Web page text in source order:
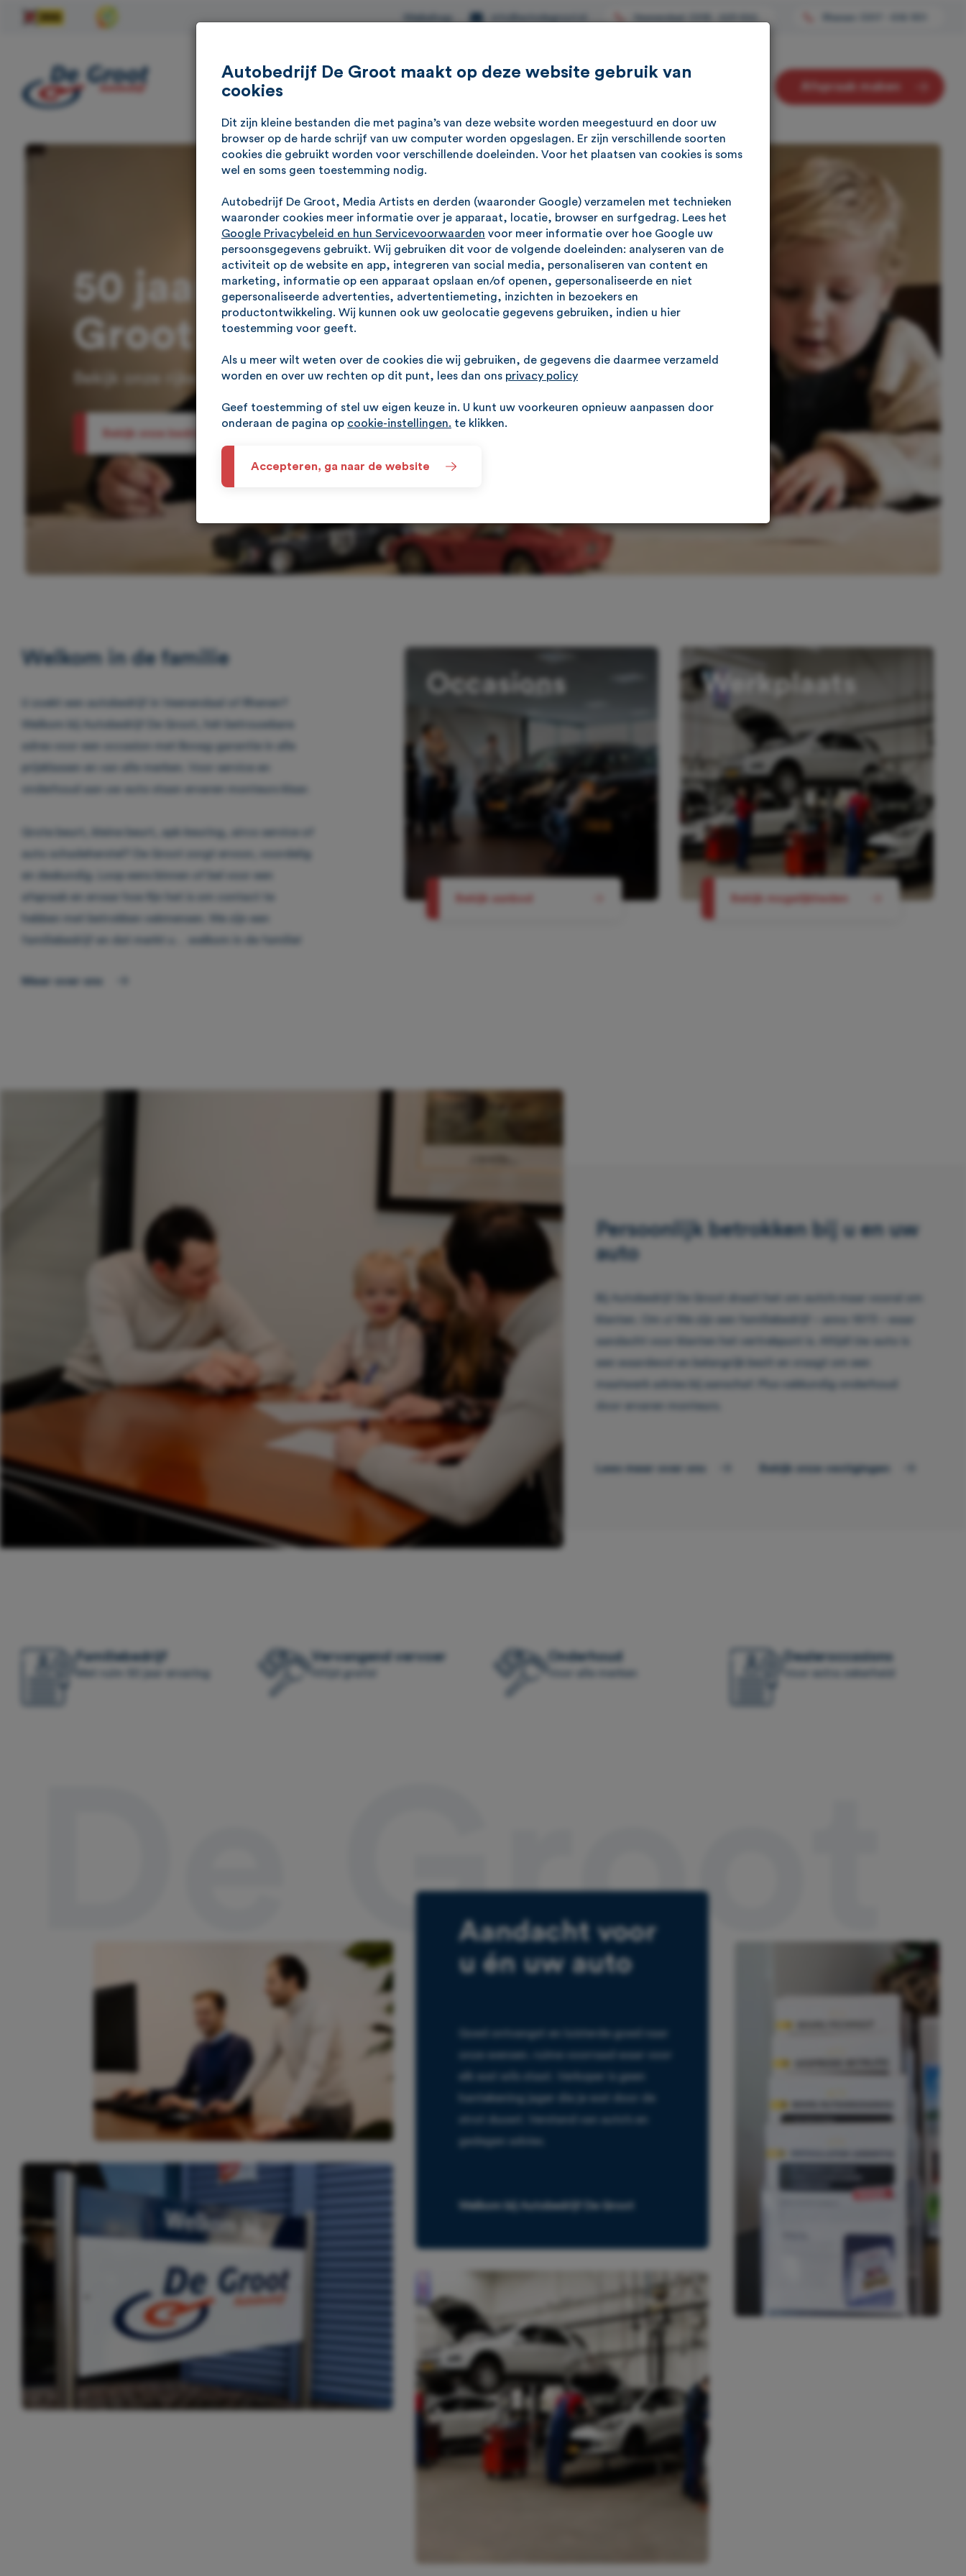
Webshop
Afspraak maken
50 jaar Autobedrijf de
Groot
Bekijk onze rijke historie
Welkom in de familie
U zoekt een autobedrijf in Veenendaal of Rhenen?
Welkom bij Autobedrijf De Groot, hét betrouwbare
adres voor een occasion met Bovag-garantie in alle
prijsklassen en van alle merken. Voor service en
onderhoud aan uw auto staan ervaren monteurs klaar.
Grote beurt, kleine beurt, apk-keuring, airco service of
auto schadeherstel? De Groot zorgt ervoor, voordelig
en deskundig. Loop eens binnen of bel voor een
afspraak en ervaar hoe fijn het is om contact te
hebben met betrokken vakmensen. We zijn een
familiebedrijf en dat merkt u… welkom in de familie!
Meer over ons
Occasions
Bekijk aanbod
Werkplaats
Bekijk mogelijkheden
Persoonlijk betrokken bij u en uw
auto
Bij Autobedrijf De Groot draait het om auto’s maar vooral om
klanten. Om u! We zijn een familiebedrijf – anno 1973 – waar
aandacht voor klanten het vertrekpunt is. Altijd! Uw auto is
een waardevol en belangrijk bezit en vraagt om een
maatwerk advies bij aanschaf. Plus vakkundig onderhoud
Lees meer over ons Bekijk onze vestigingen
Familiebedrijf Vervangend vervoer Onderhoud Dealeroccasions
De Groot
Aandacht voor
u én uw auto
hantekening jager die je wat door de
gedegen advies.
Welkom bij Autobedrijf De Groot
Autobedrijf De Groot maakt op deze website gebruik van
cookies
Dit zijn kleine bestanden die met pagina’s van deze website worden meegestuurd en door uw
browser op de harde schrijf van uw computer worden opgeslagen. Er zijn verschillende soorten
cookies die gebruikt worden voor verschillende doeleinden. Voor het plaatsen van cookies is soms
wel en soms geen toestemming nodig.
Autobedrijf De Groot, Media Artists en derden (waaronder Google) verzamelen met technieken
waaronder cookies meer informatie over je apparaat, locatie, browser en surfgedrag. Lees het
Google Privacybeleid en hun Servicevoorwaarden voor meer informatie over hoe Google uw
persoonsgegevens gebruikt. Wij gebruiken dit voor de volgende doeleinden: analyseren van de
activiteit op de website en app, integreren van social media, personaliseren van content en
marketing, informatie op een apparaat opslaan en/of openen, gepersonaliseerde en niet
gepersonaliseerde advertenties, advertentiemeting, inzichten in bezoekers en
productontwikkeling. Wij kunnen ook uw geolocatie gegevens gebruiken, indien u hier
toestemming voor geeft.
Als u meer wilt weten over de cookies die wij gebruiken, de gegevens die daarmee verzameld
worden en over uw rechten op dit punt, lees dan ons privacy policy
Geef toestemming of stel uw eigen keuze in. U kunt uw voorkeuren opnieuw aanpassen door
onderaan de pagina op cookie-instellingen. te klikken.
Accepteren, ga naar de website